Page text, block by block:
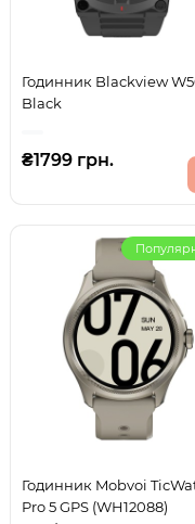
Годинник Blackview
Black
₴1799 грн.
Годинник Mobvoi
Pro 5 GPS (WH12088)